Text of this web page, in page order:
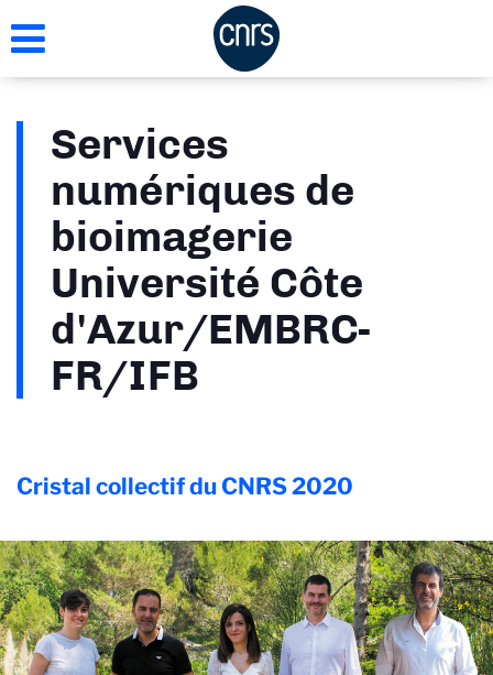
au
Services
numériques de
bioimagerie
Université Côte
d'Azur/EMBRC-
FR/IFB
Cristal collectif du CNRS2020